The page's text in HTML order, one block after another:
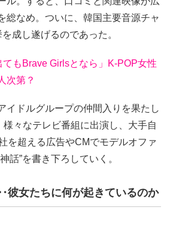
総なめ。ついに、韓国主要音源チャ
成し遂げるのであった。
もBrave Girlsとなら」K-POP女性
次第？
イドルグループの仲間入りを果たし
々なテレビ番組に出演し、大手自
を超える広告やCMでモデルオファ
話”を書き下ろしていく。
彼女たちに何が起きているのか